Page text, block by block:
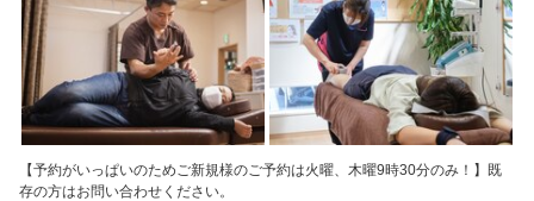
【予約がいっぱいのためご新規様のご予約は火曜、木曜9時30分のみ！】既
存の方はお問い合わせください。